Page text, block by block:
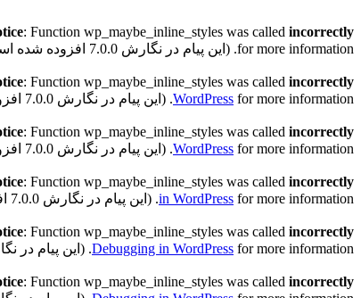
: Function wp_maybe_inline_styles was called incorrectly
for more information. (این پیام در نگارش 7.0.0 افزوده شده است.) in
: Function wp_maybe_inline_styles was called incorrectly
WordPress for more information. (این پیام در نگارش 7.0.0 افزوده شده است.) in
: Function wp_maybe_inline_styles was called incorrectly
WordPress for more information. (این پیام در نگارش 7.0.0 افزوده شده است.) in
: Function wp_maybe_inline_styles was called incorrectly
in WordPress for more information. (این پیام در نگارش 7.0.0 افزوده شده است.) in
: Function wp_maybe_inline_styles was called incorrectly
Debugging in WordPress for more information. (این پیام در نگارش 7.0.0 افزوده شده است.) in
: Function wp_maybe_inline_styles was called incorrectly